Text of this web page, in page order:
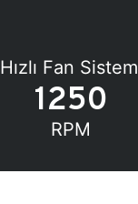
Hızlı Fan
1250
RPM